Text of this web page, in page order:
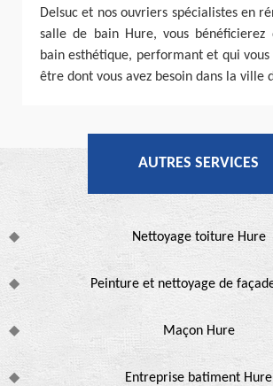
Delsuc et nos ouvriers spécialistes en
salle de bain Hure, vous bénéficierez
bain esthétique, performant et qui
être dont vous avez besoin dans la ville
AUTRES SERVICES
Nettoyage toiture Hure
Peinture et nettoyage de
Maçon Hure
Entreprise batiment Hure